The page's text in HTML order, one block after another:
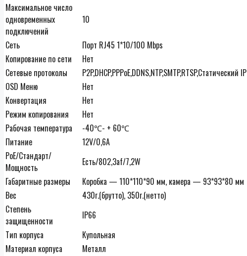
Максимальное число
одновременных
подключений
10
Сеть
Порт RJ45 1*10/100 Mbps
Копирование по сети
Нет
Сетевые протоколы
P2P,DHCP,PPPoE,DDNS,NTP,SMTP,RTSP,Статический IP
OSD Меню
Нет
Конвертация
Нет
Режим копирования
Нет
Рабочая температура
-40℃- + 60℃
Питание
12V/0,6А
PoE/Стандарт/
Мощность
Есть/802,3af/7,2W
Габаритные размеры
Коробка — 110*110*90 мм, камера — 93*93*80 мм
Вес
430г.(брутто), 350г.(нетто)
Степень
защищенности
IP66
Тип корпуса
Купольная
Материал корпуса
Металл